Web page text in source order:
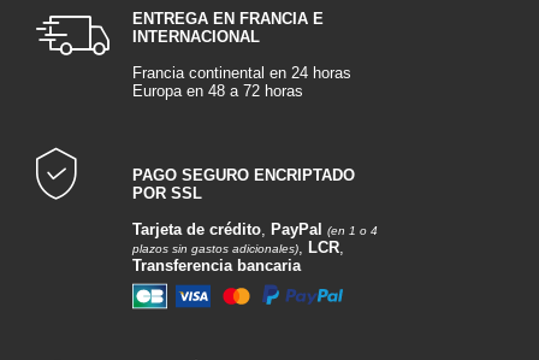
ENTREGA EN FRANCIA E
INTERNACIONAL
Francia continental en 24 horas
Europa en 48 a 72 horas
PAGO SEGURO ENCRIPTADO
POR SSL
Tarjeta de crédito, PayPal
(en 1 o 4
plazos sin gastos adicionales), LCR,
Transferencia bancaria